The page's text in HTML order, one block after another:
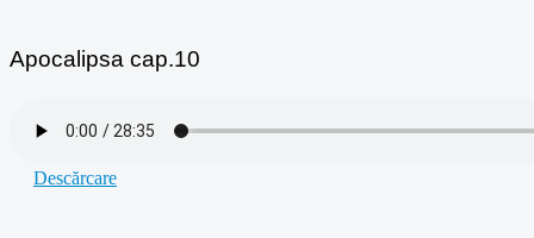
Apocalipsa cap.10
Descărcare